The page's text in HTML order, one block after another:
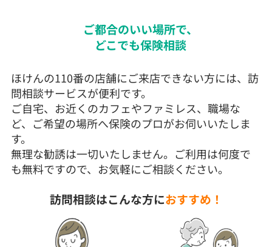
ご都合のいい場所で、
どこでも保険相談
ほけんの110番の店舗にご来店できない方には、訪
問相談サービスが便利です。
ご自宅、お近くのカフェやファミレス、職場な
ど、ご希望の場所へ保険のプロがお伺いいたしま
す。
無理な勧誘は一切いたしません。ご利用は何度で
も無料ですので、お気軽にご相談ください。
訪問相談はこんな方におすすめ！